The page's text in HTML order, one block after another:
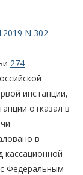
N 302-
274
инстанции,
отказал в
в
кассационной
Федеральным